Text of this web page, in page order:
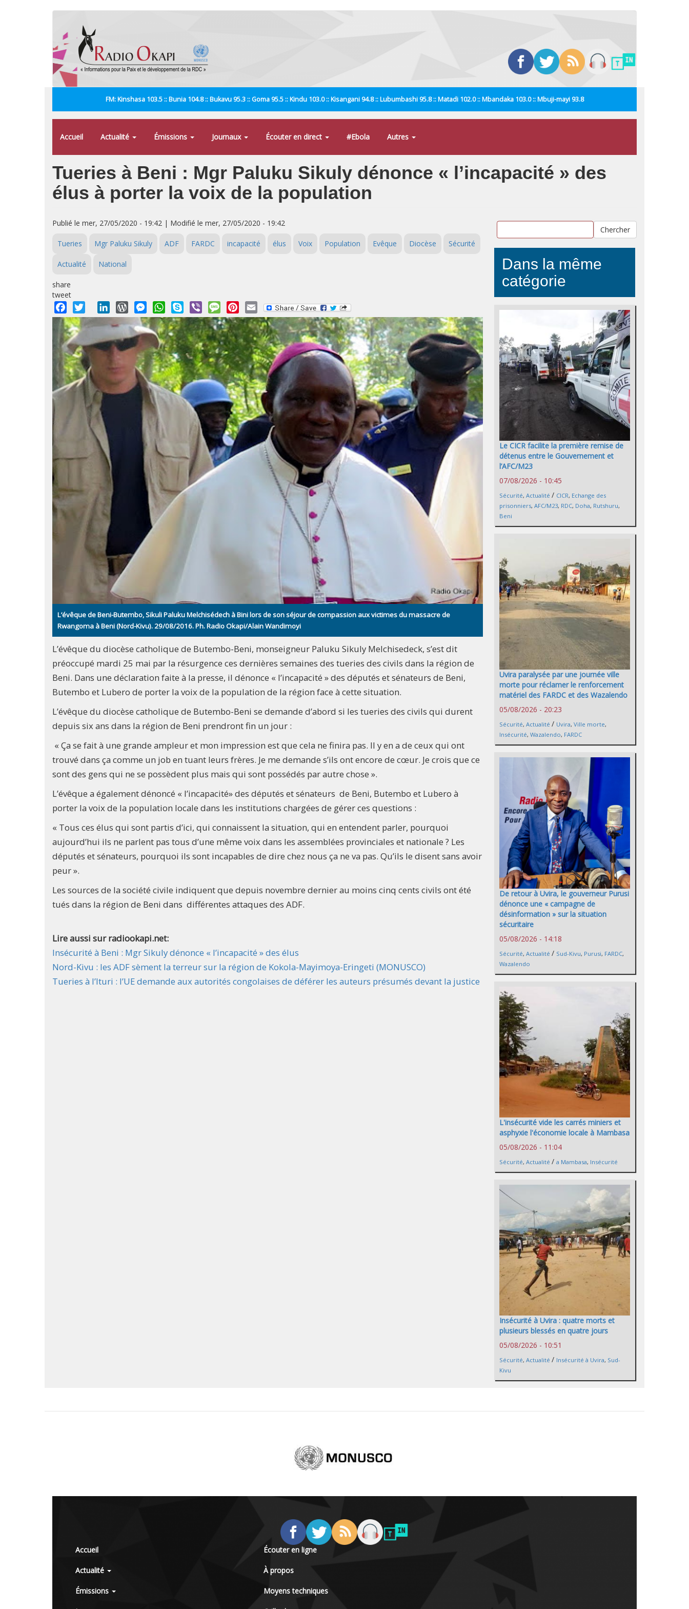
FM: Kinshasa 103.5 :: Bunia 104.8 :: Bukavu 95.3 :: Goma 95.5 :: Kindu 103.0 :: Kisangani 94.8 :: Lubumbashi 95.8 :: Matadi 102.0 :: Mbandaka 103.0 :: Mbuji-mayi 93.8
Accueil Actualité Émissions Journaux Écouter en direct #Ebola Autres
Tueries à Beni : Mgr Paluku Sikuly dénonce « l’incapacité » des
élus à porter la voix de la population
Publié le mer, 27/05/2020 - 19:42 | Modifié le mer, 27/05/2020 - 19:42
Tueries Mgr Paluku Sikuly ADF FARDC incapacité élus Voix Population Evêque Diocèse Sécurité
Actualité National
share
tweet
Facebook
Twitter LinkedInWordPressMessengerWhatsApp
Skype Viber MessagePinterest
Email
L’évêque de Beni-Butembo, Sikuli Paluku Melchisédech à Bini lors de son séjour de compassion aux victimes du massacre de
Rwangoma à Beni (Nord-Kivu). 29/08/2016. Ph. Radio Okapi/Alain Wandimoyi
L’évêque du diocèse catholique de Butembo-Beni, monseigneur Paluku Sikuly Melchisedeck, s’est dit
préoccupé mardi 25 mai par la résurgence ces dernières semaines des tueries des civils dans la région de
Beni. Dans une déclaration faite à la presse, il dénonce « l’incapacité » des députés et sénateurs de Beni,
Butembo et Lubero de porter la voix de la population de la région face à cette situation.
L’évêque du diocèse catholique de Butembo-Beni se demande d’abord si les tueries des civils qui durent
depuis six ans dans la région de Beni prendront fin un jour :
« Ça se fait à une grande ampleur et mon impression est que cela ne finira pas. Il y en a de ceux qui ont
trouvé dans ça comme un job en tuant leurs frères. Je me demande s’ils ont encore de cœur. Je crois que ce
sont des gens qui ne se possèdent plus mais qui sont possédés par autre chose ».
L’évêque a également dénoncé « l’incapacité» des députés et sénateurs de Beni, Butembo et Lubero à
porter la voix de la population locale dans les institutions chargées de gérer ces questions :
« Tous ces élus qui sont partis d’ici, qui connaissent la situation, qui en entendent parler, pourquoi
aujourd’hui ils ne parlent pas tous d’une même voix dans les assemblées provinciales et nationale ? Les
députés et sénateurs, pourquoi ils sont incapables de dire chez nous ça ne va pas. Qu’ils le disent sans avoir
peur ».
Les sources de la société civile indiquent que depuis novembre dernier au moins cinq cents civils ont été
tués dans la région de Beni dans différentes attaques des ADF.
Lire aussi sur radiookapi.net:
Insécurité à Beni : Mgr Sikuly dénonce « l’incapacité » des élus
Nord-Kivu : les ADF sèment la terreur sur la région de Kokola-Mayimoya-Eringeti (MONUSCO)
Tueries à l’Ituri : l’UE demande aux autorités congolaises de déférer les auteurs présumés devant la justice
Chercher
Dans la même
catégorie
Le CICR facilite la première remise de
détenus entre le Gouvernement et
l’AFC/M23
07/08/2026 - 10:45
Sécurité, Actualité / CICR, Echange des
prisonniers, AFC/M23, RDC, Doha, Rutshuru,
Beni
Uvira paralysée par une journée ville
morte pour réclamer le renforcement
matériel des FARDC et des Wazalendo
05/08/2026 - 20:23
Sécurité, Actualité / Uvira, Ville morte,
Insécurité, Wazalendo, FARDC
De retour à Uvira, le gouverneur Purusi
dénonce une « campagne de
désinformation » sur la situation
sécuritaire
05/08/2026 - 14:18
Sécurité, Actualité / Sud-Kivu, Purusi, FARDC,
Wazalendo
L'insécurité vide les carrés miniers et
asphyxie l'économie locale à Mambasa
05/08/2026 - 11:04
Sécurité, Actualité / a Mambasa, Insécurité
Insécurité à Uvira : quatre morts et
plusieurs blessés en quatre jours
05/08/2026 - 10:51
Sécurité, Actualité / Insécurité à Uvira, Sud-
Kivu
Accueil
Actualité
Émissions
Écouter en ligne
À propos
Moyens techniques